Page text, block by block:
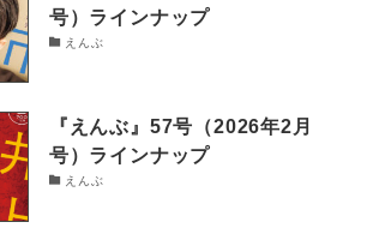
号）ラインナップ
えんぶ
『えんぶ』57号（2026年2月
号）ラインナップ
えんぶ